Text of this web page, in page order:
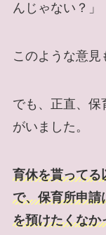
んじゃない？」
このような意見
でも、正直、保
がいました。
育休を貰ってる
で、保育所申請
を預けたくなか